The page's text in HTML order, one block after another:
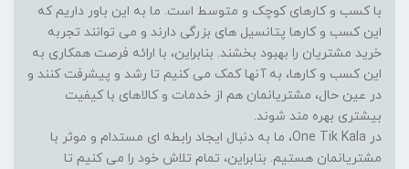
با کسب و کارهای کوچک و متوسط است. ما به این باور داریم که
این کسب و کارها پتانسیل های بزرگی دارند و می توانند تجربه
خرید مشتریان را بهبود بخشند. بنابراین، با ارائه فرصت همکاری به
این کسب و کارها، به آنها کمک می کنیم تا رشد و پیشرفت کنند و
در عین حال، مشتریانمان هم از خدمات و کالاهای با کیفیت
بیشتری بهره مند شوند.
در One Tik Kala، ما به دنبال ایجاد رابطه ای مستدام و موثر با
مشتریانمان هستیم. بنابراین، تمام تلاش خود را می کنیم تا